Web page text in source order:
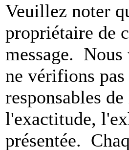
Veuillez noter
propriétaire de
message. Nous
ne vérifions pas
responsables
l'exactitude,
présentée.